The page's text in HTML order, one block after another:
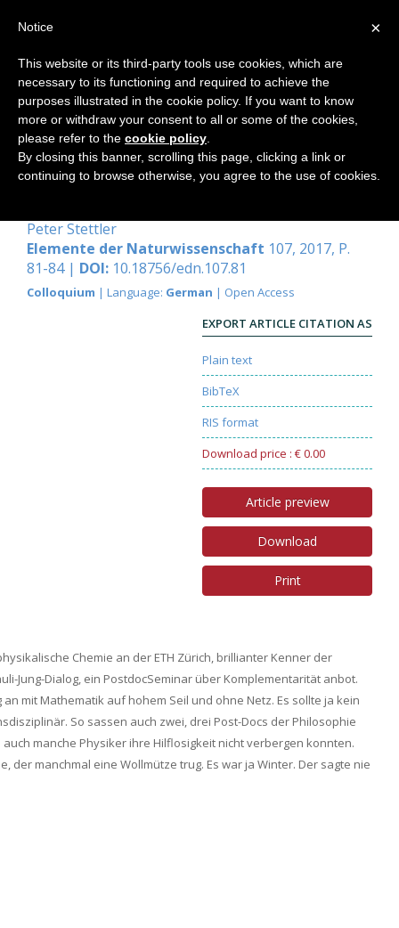
Encounter
Peter Stettler
Elemente der Naturwissenschaft 107, 2017, P.
81-84 | DOI: 10.18756/edn.107.81
Colloquium | Language: German | Open Access
EXPORT ARTICLE CITATION AS
Plain text
BibTeX
RIS format
Download price : € 0.00
Article preview
Download
Print
Chemie an der ETH Zürich, brillianter Kenner der
Jung-Dialog, ein PostdocSeminar über Komplementarität anbot.
mit Mathematik auf hohem Seil und ohne Netz. Es sollte ja kein
So sassen auch zwei, drei Post-Docs der Philosophie
manche Physiker ihre Hilflosigkeit nicht verbergen konnten.
manchmal eine Wollmütze trug. Es war ja Winter. Der sagte nie
×
Notice
This website or its third-party tools use cookies, which are
necessary to its functioning and required to achieve the
purposes illustrated in the cookie policy. If you want to know
more or withdraw your consent to all or some of the cookies,
please refer to the cookie policy
By closing this banner, scrolling this page, clicking a link or
continuing to browse otherwise, you agree to the use of cookies.